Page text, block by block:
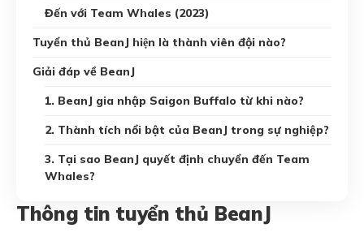
Đến với Team Whales (2023)
Tuyển thủ BeanJ hiện là thành viên đội nào?
Giải đáp về BeanJ
1. BeanJ gia nhập Saigon Buffalo từ khi nào?
2. Thành tích nổi bật của BeanJ trong sự nghiệp?
3. Tại sao BeanJ quyết định chuyển đến Team
Whales?
Thông tin tuyển thủ BeanJ